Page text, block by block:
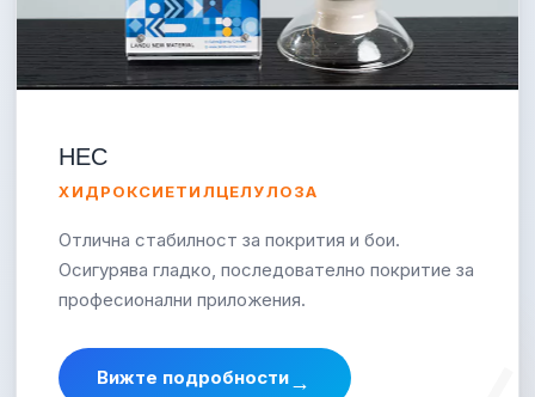
HEC
ХИДРОКСИЕТИЛЦЕЛУЛОЗА
Отлична стабилност за покрития и бои.
Осигурява гладко, последователно покритие за
професионални приложения.
Вижте подробности→